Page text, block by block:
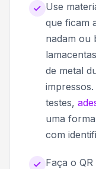
Use
que ficam
nadam ou
de metal
testes,
uma
com
Faça o